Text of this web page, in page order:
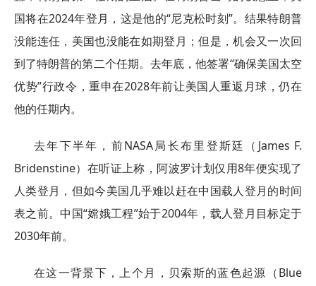
国将在2024年登月，这是他的“尼克松时刻”。结果特朗普
没能连任，美国也没能在如期登月；但是，机会又一次回
到了特朗普的第二个任期。去年底，他签署“确保美国太空
优势”行政令，重申在2028年前让美国人重返月球，仍在
他的任期内。
去年下半年，前NASA局长布里登斯廷（James F.
Bridenstine）在听证上称，阿波罗计划仅用8年便实现了
人类登月，但如今美国几乎难以赶在中国载人登月的时间
表之前。中国“嫦娥工程”始于2004年，载人登月目标定于
2030年前。
在这一背景下，上个月，贝索斯的蓝色起源（Blue